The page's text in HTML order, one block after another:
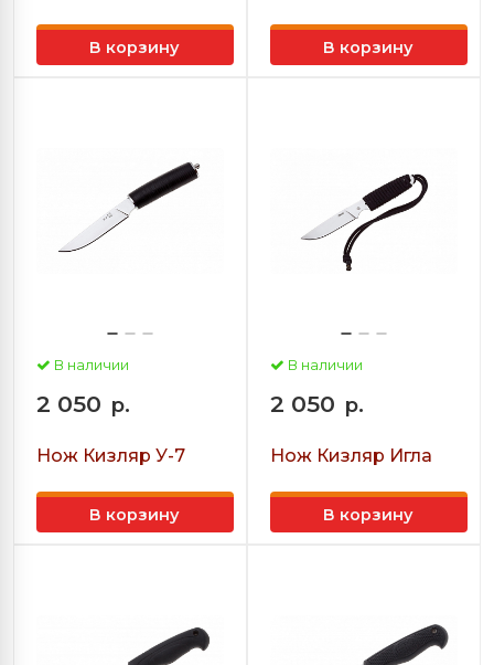
В корзину В корзину
В наличии
2 050 р.
Нож Кизляр У-7
В корзину
В наличии
2 050 р.
Нож Кизляр Игла
В корзину